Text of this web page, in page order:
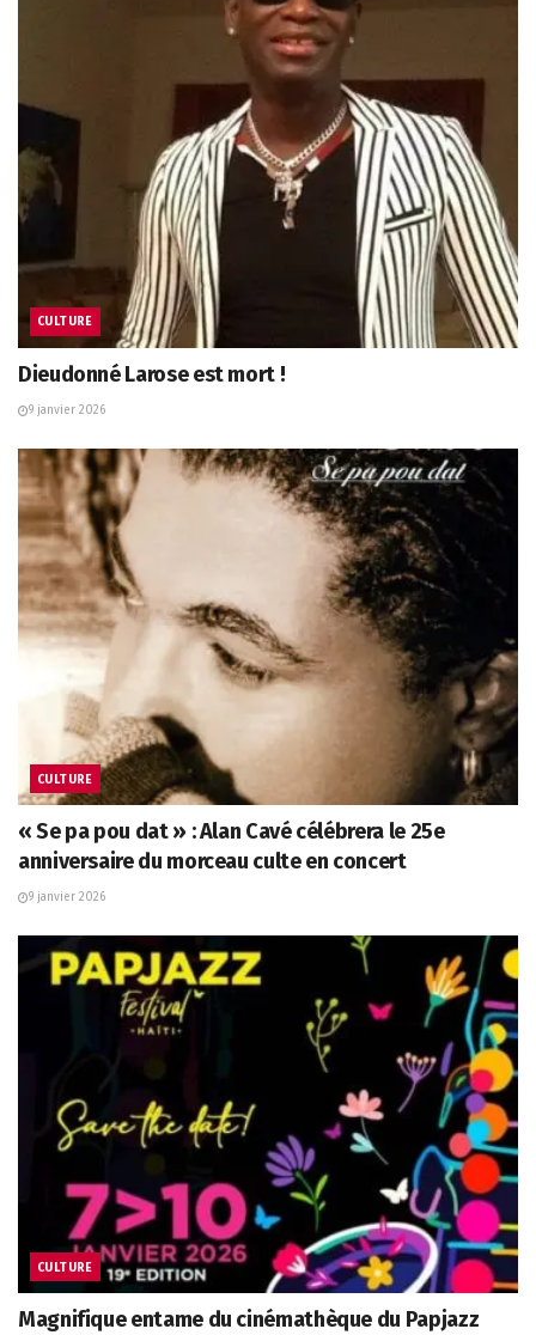
CULTURE
Dieudonné Larose est mort !
9 janvier 2026
CULTURE
« Se pa pou dat » : Alan Cavé célébrera le 25e
anniversaire du morceau culte en concert
9 janvier 2026
CULTURE
Magnifique entame du cinémathèque du Papjazz